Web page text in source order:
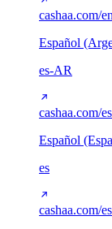
cashaa.com/
Español
es-AR
cashaa.com/
Español
es
cashaa.com/es